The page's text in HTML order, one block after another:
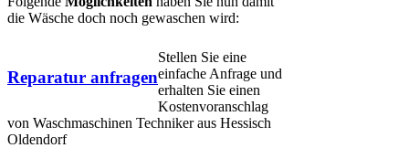
die Wäsche doch noch gewaschen wird:
Reparatur anfragen
Stellen Sie eine
einfache Anfrage und
erhalten Sie einen
Kostenvoranschlag
von Waschmaschinen Techniker aus Hessisch
Oldendorf